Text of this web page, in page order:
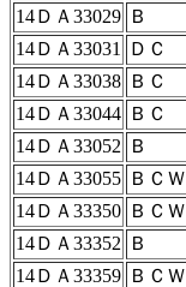
14ＤＡ33029 Ｂ
14ＤＡ33031
ＤＣ
14ＤＡ33038 ＢＣ
14ＤＡ33044 ＢＣ
14ＤＡ33052
Ｂ
14ＤＡ33055 ＢＣＷ
14ＤＡ33350 ＢＣＷ
14ＤＡ33352
Ｂ
14ＤＡ33359 ＢＣＷ